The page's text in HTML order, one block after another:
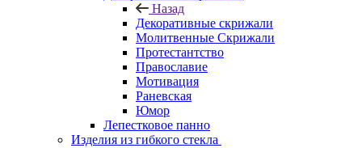
Назад
Декоративные скрижали
Молитвенные Скрижали
Протестантство
Православие
Мотивация
Раневская
Юмор
Лепестковое панно
Изделия из гибкого стекла